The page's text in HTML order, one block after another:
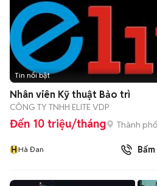
Tin nổi bật
Nhân viên Kỹ thuật Bảo trì
CÔNG TY TNHH ELITE VDP
Đến 10 triệu/tháng Thành
HHà Đan